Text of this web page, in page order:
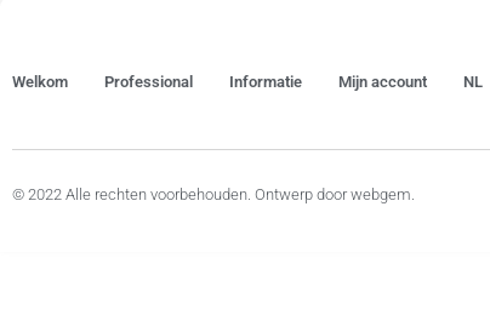
Welkom Professional Informatie Mijn account NL
© 2022 Alle rechten voorbehouden. Ontwerp door webgem.